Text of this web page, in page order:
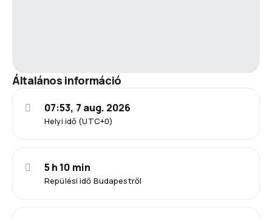
Általános információ
Helyi idő (UTC+0)
07:53, 7 aug. 2026
Repülési idő Budapestről
5 h 10 min